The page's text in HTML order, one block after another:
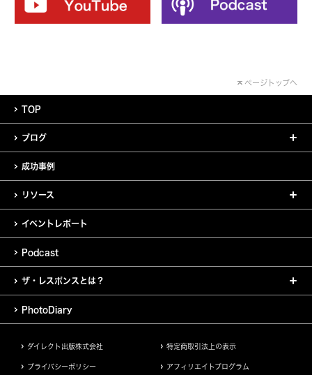
ページトップへ
TOP
ブログ
成功事例
リソース
イベントレポート
Podcast
ザ・レスポンスとは？
PhotoDiary
ダイレクト出版株式会社 特定商取引法上の表示
プライバシーポリシー アフィリエイトプログラム